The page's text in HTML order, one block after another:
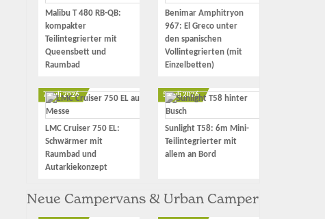
Malibu T 480 RB-QB:
kompakter
Teilintegrierter mit
Queensbett und
Raumbad
Benimar Amphitryon
967: El Greco unter
den spanischen
Vollintegrierten (mit
Einzelbetten)
7. Juli 2026
LMC Cruiser 750 EL:
Schwärmer mit
Raumbad und
Autarkiekonzept
5. Juli 2026
Sunlight T58: 6m Mini-
Teilintegrierter mit
allem an Bord
Neue Campervans & Urban Camper